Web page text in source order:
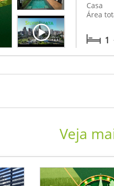
Casa
Área
1
Veja